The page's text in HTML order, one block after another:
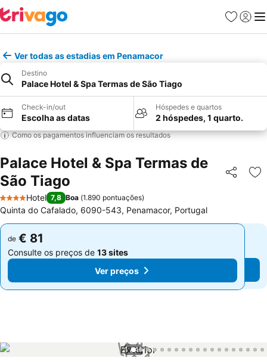
Favoritos
Iniciar
Ver todas as estadias em Penamacor
Destino
Palace Hotel & Spa Termas de São Tiago
Check-in/out
Escolha as datas
Hóspedes e quartos
2 hóspedes, 1 quarto.
Como os pagamentos influenciam os resultados
Palace Hotel & Spa Termas de
São Tiago
Partilhar
4 Estrelas
Hotel 7,8 Boa (1.890 pontuações)
Quinta do Cafalado, 6090-543, Penamacor, Portugal
de € 81
Consulte os preços de 13 sites
Ver preços
de € 81
Consulte os preços de 13 sites
Ver preços
1 / 41